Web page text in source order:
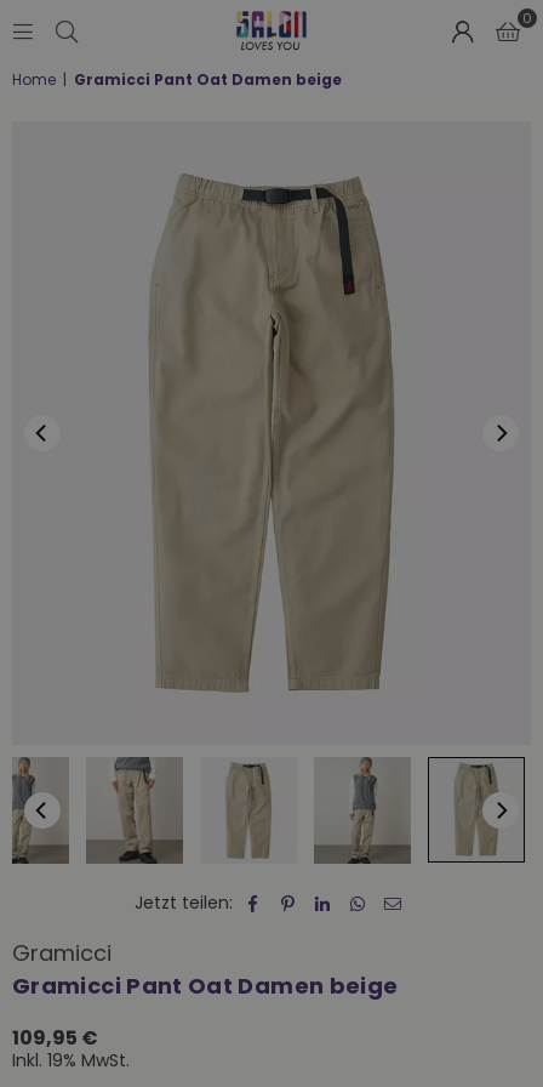
LOVES
0
Home | Gramicci Pant Oat Damen beige
Jetzt teilen:
Gramicci
Gramicci Pant Oat Damen beige
Normaler
Preis
109,95 €
Inkl. 19% MwSt.